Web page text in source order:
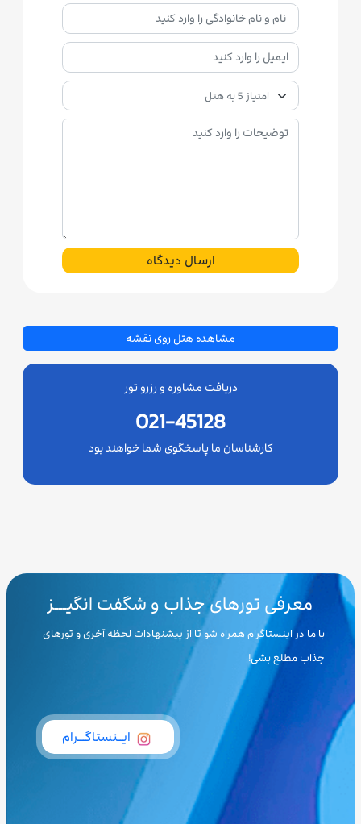
ارسال دیدگاه
مشاهده هتل روی نقشه
دریافت مشاوره و رزرو تور
021-45128
کارشناسان ما پاسخگوی شما خواهند بود
معرفی تورهای جذاب و شگفت انگیـــز
با ما در اینستاگرام همراه شو تا از پیشنهادات لحظه آخری و تورهای
جذاب مطلع بشی!
ایــنستاگـــرام